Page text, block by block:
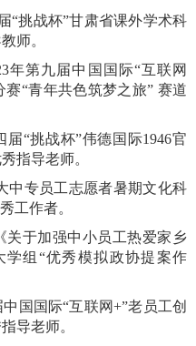
“挑战杯”甘肃省课外学术科
师。
年第九届中国国际“互联网
赛“青年共色筑梦之旅” 赛道
届“挑战杯”伟德国际1946官
指导老师。
中专员工志愿者暑期文化科
工作者。
关于加强中小员工热爱家乡
学组 “优秀模拟政协提案作
中国国际“互联网+”老员工创
导老师。